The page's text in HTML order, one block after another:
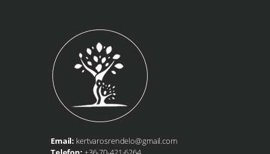
Email: kertvarosrendelo@gmail.com